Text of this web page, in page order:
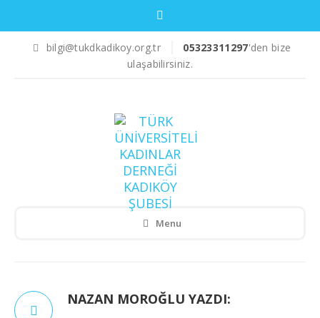
bilgi@tukdkadikoy.org.tr 05323311297'den bize
ulaşabilirsiniz.
Menu
NAZAN MOROĞLU YAZDI: